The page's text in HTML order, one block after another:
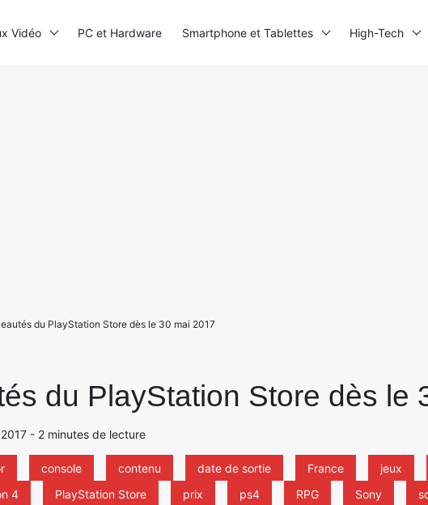
du PlayStation Store dès le
- 2 minutes de lecture
console contenu date de sortie France
jeux
4 PlayStation Store prix ps4 RPG Sony
du PlayStation Store dès le 30 mai 2017
Vidéo PC et Hardware Smartphone et Tablettes High-Tech